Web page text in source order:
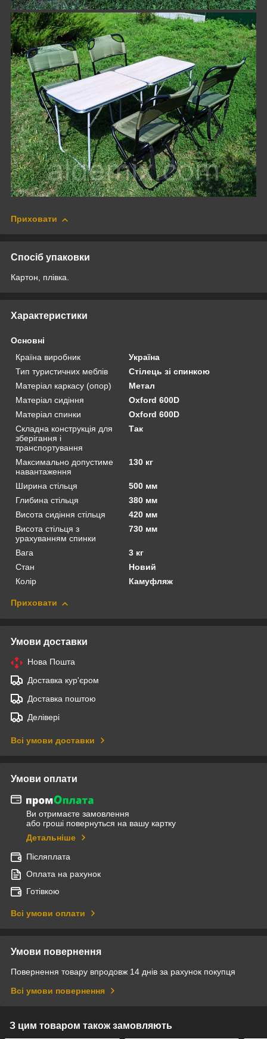
Приховати
Спосіб упаковки
Картон, плівка.
Характеристики
Основні
Країна виробник
Україна
Тип туристичних меблів
Стілець зі спинкою
Матеріал каркасу (опор)
Метал
Матеріал сидіння
Oxford 600D
Матеріал спинки
Oxford 600D
Складна конструкція для
зберігання і
транспортування
Так
Максимально допустиме
навантаження
130 кг
Ширина стільця
500 мм
Глибина стільця
380 мм
Висота сидіння стільця
420 мм
Висота стільця з
урахуванням спинки
730 мм
Вага
3 кг
Стан
Новий
Колір
Камуфляж
Приховати
Умови доставки
Нова Пошта
Доставка кур'єром
Доставка поштою
Делівері
Всі умови доставки
Умови оплати
Ви отримаєте замовлення
або гроші повернуться на вашу картку
Детальніше
Післяплата
Оплата на рахунок
Готівкою
Всі умови оплати
Умови повернення
Повернення товару впродовж 14 днів за рахунок покупця
Всі умови повернення
З цим товаром також замовляють